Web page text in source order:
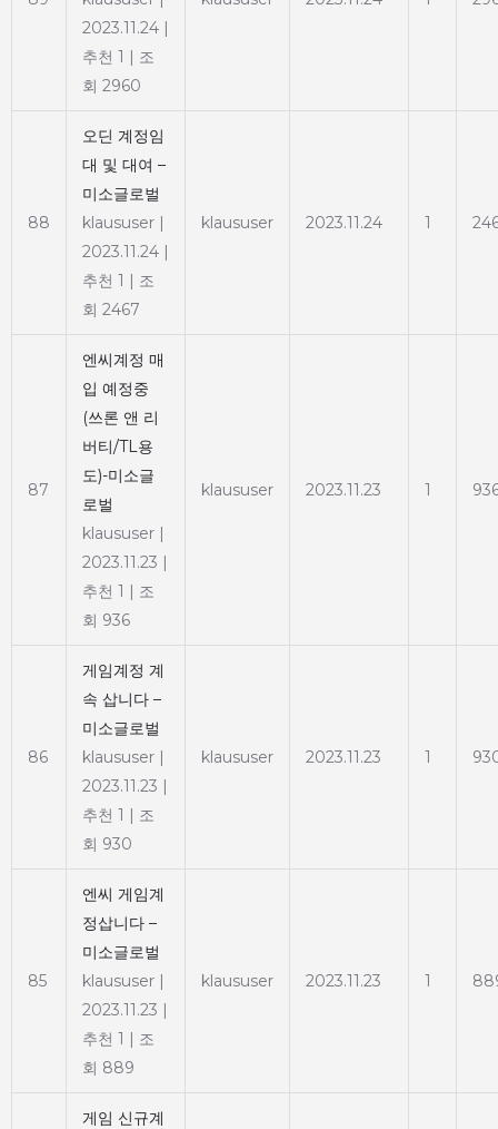
2023.11.24 |
추천 1 | 조
회 2960
88
오딘 계정임
대 및 대여 –
미소글로벌
klaususer |
2023.11.24 |
추천 1 | 조
회 2467
klaususer 2023.11.24 1
87
엔씨계정 매
입 예정중
(쓰론 앤 리
버티/TL용
도)-미소글
로벌
klaususer |
2023.11.23 |
추천 1 | 조
회 936
klaususer 2023.11.23 1
86
게임계정 계
속 삽니다 –
미소글로벌
klaususer |
2023.11.23 |
추천 1 | 조
회 930
klaususer 2023.11.23 1
85
엔씨 게임계
정삽니다 –
미소글로벌
klaususer |
2023.11.23 |
추천 1 | 조
회 889
klaususer 2023.11.23 1
게임 신규계